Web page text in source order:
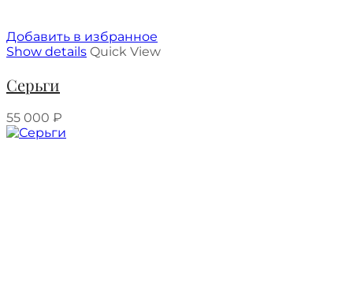
Добавить в избранное
Show details Quick View
Серьги
55 000 ₽